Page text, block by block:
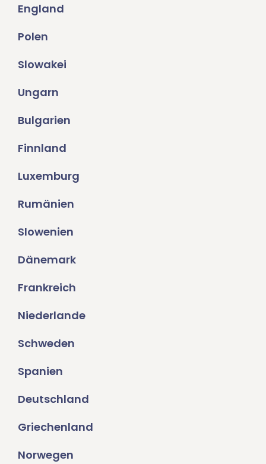
England
Polen
Slowakei
Ungarn
Bulgarien
Finnland
Luxemburg
Rumänien
Slowenien
Dänemark
Frankreich
Niederlande
Schweden
Spanien
Deutschland
Griechenland
Norwegen